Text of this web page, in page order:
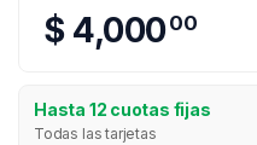
$ 4,00000
Hasta 12 cuotas fijas
Todas las tarjetas